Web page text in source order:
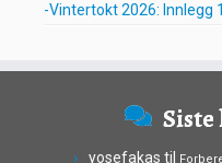
-Vintertokt 2026: Innlegg 1
yosefakas til